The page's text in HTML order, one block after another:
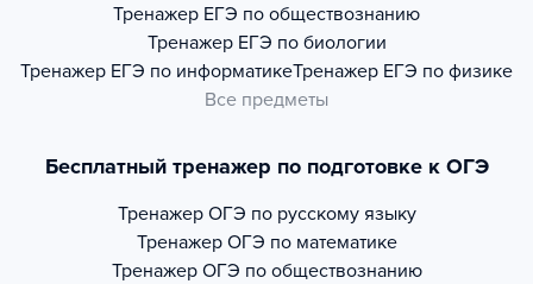
Тренажер ЕГЭ по обществознанию
Тренажер ЕГЭ по биологии
Тренажер ЕГЭ по информатикеТренажер ЕГЭ по физике
Все предметы
Бесплатный тренажер по подготовке к ОГЭ
Тренажер ОГЭ по русскому языку
Тренажер ОГЭ по математике
Тренажер ОГЭ по обществознанию